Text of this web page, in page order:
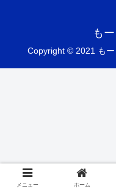
も
Copyright © 2021 も
メニュー ホーム